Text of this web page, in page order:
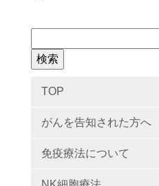
TOP
がんを告知された方へ
免疫療法について